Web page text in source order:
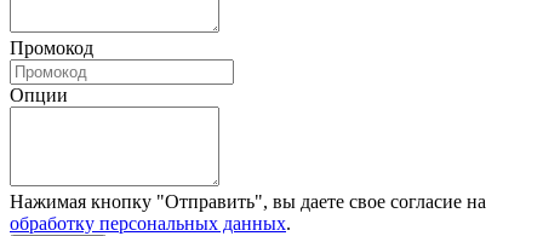
Промокод
Опции
Нажимая кнопку "Отправить", вы даете свое согласие на
обработку персональных данных.